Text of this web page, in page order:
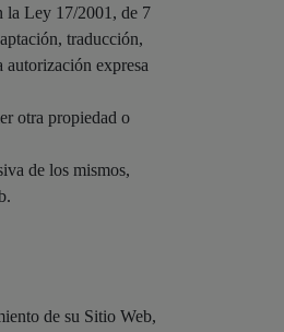
la Ley 17/2001, de 7
traducción,
expresa
otra propiedad o
de los mismos,
de su Sitio Web,